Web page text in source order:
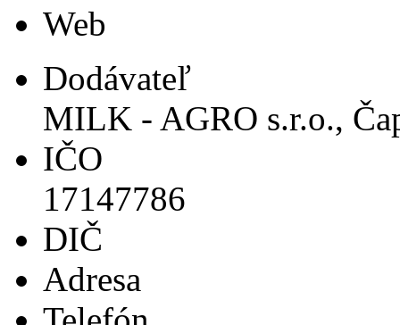
Web
Dodávateľ
MILK - AGRO s.r.o.,
IČO
17147786
DIČ
Adresa